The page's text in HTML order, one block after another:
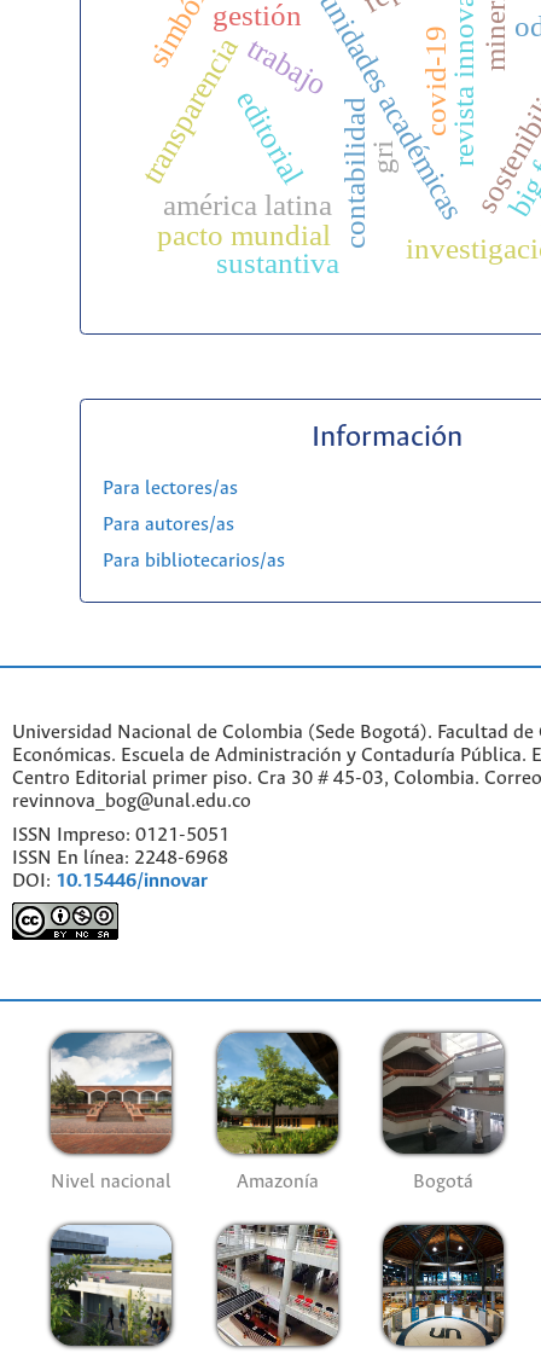
comunidades académicas
contabilidad
gestión revista innovar
editorial
américa latina
transparencia
minería
covid-19
trabajo
gri
pacto mundial
sustantiva
Información
Para lectores/as
Para autores/as
Para bibliotecarios/as
Universidad Nacional de Colombia (Sede Bogotá). Facultad de
Económicas. Escuela de Administración y Contaduría Pública.
Centro Editorial primer piso. Cra 30 # 45-03, Colombia.
revinnova_bog@unal.edu.co
ISSN Impreso: 0121-5051
ISSN En línea: 2248-6968
DOI: 10.15446/innovar
Nivel nacional Amazonía Bogotá